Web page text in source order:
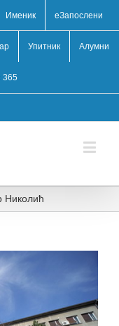
Именик eЗапослени
Упитник Алумни
365
Николић